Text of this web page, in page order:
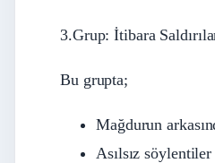
3.Grup: İtibara
Bu grupta;
Mağdurun
Asılsız